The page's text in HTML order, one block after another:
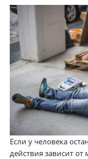
Если у человека
действия зависит от